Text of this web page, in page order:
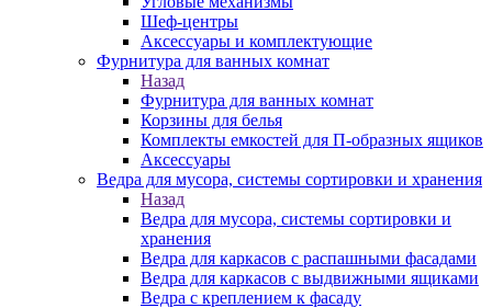
Шеф-центры
Аксессуары и комплектующие
Фурнитура для ванных комнат
Назад
Фурнитура для ванных комнат
Корзины для белья
Комплекты емкостей для П-образных ящиков
Аксессуары
Ведра для мусора, системы сортировки и хранения
Назад
Ведра для мусора, системы сортировки и
хранения
Ведра для каркасов с распашными фасадами
Ведра для каркасов с выдвижными ящиками
Ведра с креплением к фасаду